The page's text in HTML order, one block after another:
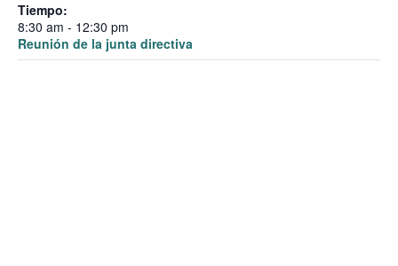
Tiempo:
8:30 am - 12:30 pm
Reunión de la junta directiva